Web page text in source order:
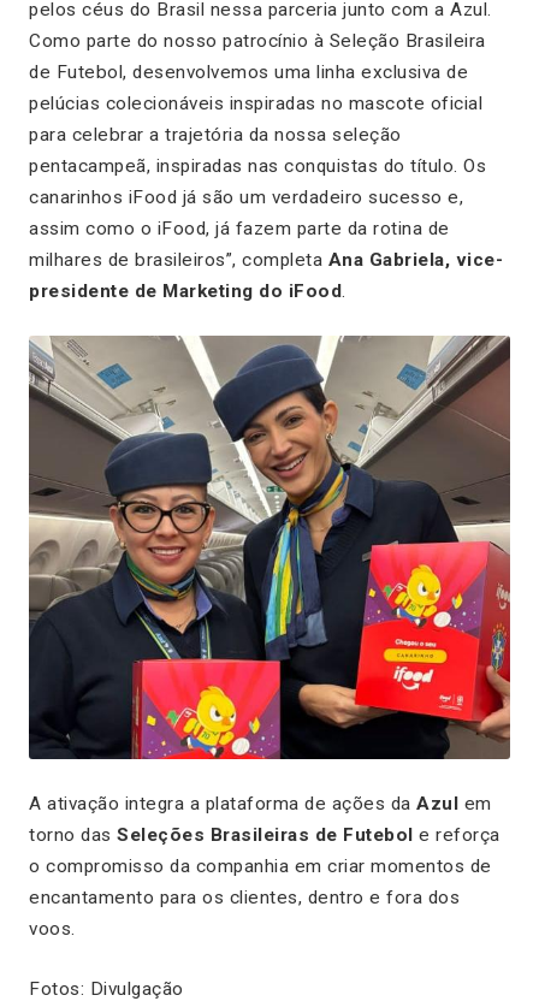
pelos céus do Brasil nessa parceria junto com a Azul.
Como parte do nosso patrocínio à Seleção Brasileira
de Futebol, desenvolvemos uma linha exclusiva de
pelúcias colecionáveis inspiradas no mascote oficial
para celebrar a trajetória da nossa seleção
pentacampeã, inspiradas nas conquistas do título. Os
canarinhos iFood já são um verdadeiro sucesso e,
assim como o iFood, já fazem parte da rotina de
milhares de brasileiros”, completa Ana Gabriela, vice-
presidente de Marketing do iFood.
A ativação integra a plataforma de ações da Azul em
torno das Seleções Brasileiras de Futebol e reforça
o compromisso da companhia em criar momentos de
encantamento para os clientes, dentro e fora dos
voos.
Fotos: Divulgação